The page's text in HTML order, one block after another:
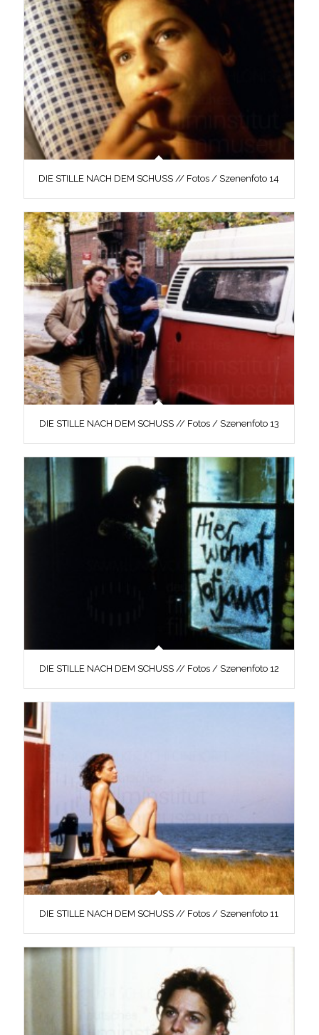
DIE STILLE NACH DEM SCHUSS // Fotos / Szenenfoto 14
DIE STILLE NACH DEM SCHUSS // Fotos / Szenenfoto 13
DIE STILLE NACH DEM SCHUSS // Fotos / Szenenfoto 12
DIE STILLE NACH DEM SCHUSS // Fotos / Szenenfoto 11